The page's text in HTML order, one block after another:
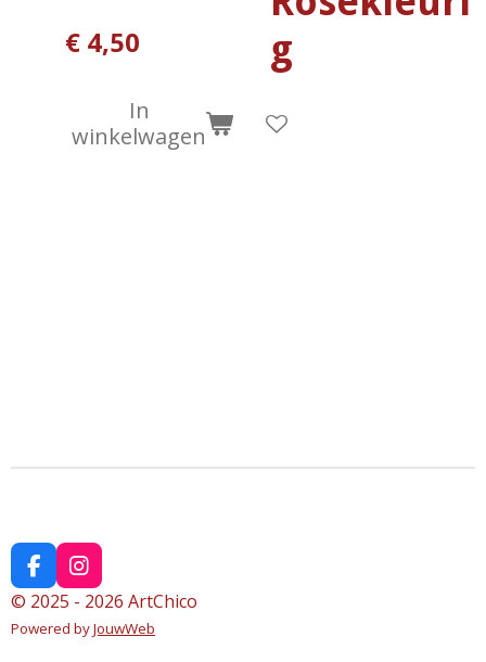
g
€ 4,50
In
winkelwagen
F
a
c
e
I
n
s
t
© 2025 - 2026 ArtChico
Powered byJouwWeb